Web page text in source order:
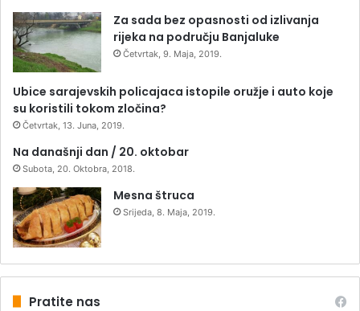
Za sada bez opasnosti od izlivanja
rijeka na području Banjaluke
Četvrtak, 9. Maja, 2019.
Ubice sarajevskih policajaca istopile oružje i auto koje
su koristili tokom zločina?
Četvrtak, 13. Juna, 2019.
Na današnji dan / 20. oktobar
Subota, 20. Oktobra, 2018.
Mesna štruca
Srijeda, 8. Maja, 2019.
Pratite nas